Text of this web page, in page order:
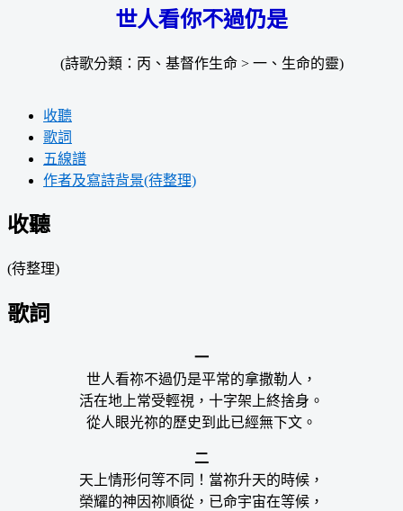
世人看你不過仍是
(詩歌分類：丙、基督作生命 > 一、生命的靈)
收聽
歌詞
五線譜
作者及寫詩背景(待整理)
收聽
(待整理)
歌詞
一
世人看祢不過仍是平常的拿撒勒人，
活在地上常受輕視，十字架上終捨身。
從人眼光祢的歷史到此已經無下文。
二
天上情形何等不同！當祢升天的時候，
榮耀的神因祢順從，已命宇宙在等候，